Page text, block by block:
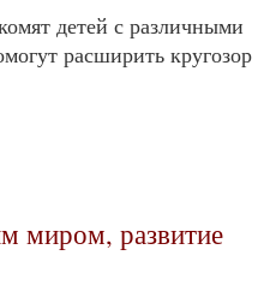
детей с различными
расширить кругозор
миром, развитие